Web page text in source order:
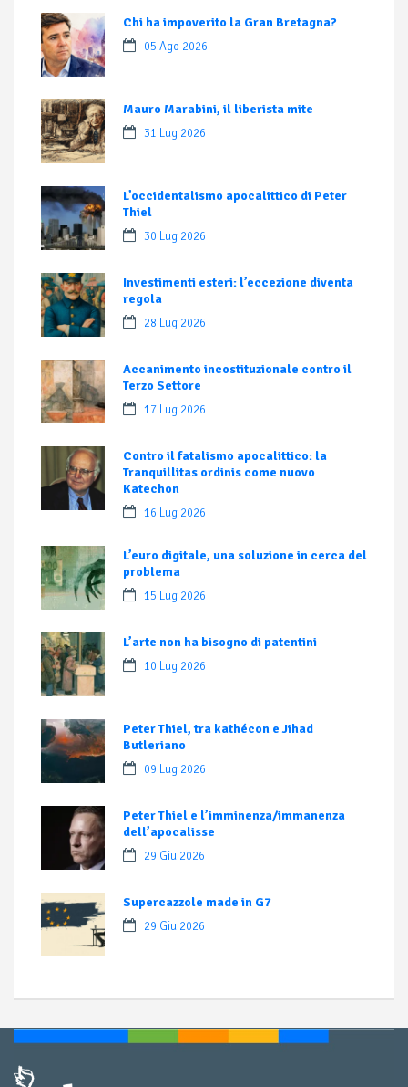
Chi ha impoverito la Gran Bretagna?
05 Ago 2026
Mauro Marabini, il liberista mite
31 Lug 2026
L’occidentalismo apocalittico di Peter
Thiel
30 Lug 2026
Investimenti esteri: l’eccezione diventa
regola
28 Lug 2026
Accanimento incostituzionale contro il
Terzo Settore
17 Lug 2026
Contro il fatalismo apocalittico: la
Tranquillitas ordinis come nuovo
Katechon
16 Lug 2026
L’euro digitale, una soluzione in cerca del
problema
15 Lug 2026
L’arte non ha bisogno di patentini
10 Lug 2026
Peter Thiel, tra kathécon e Jihad
Butleriano
09 Lug 2026
Peter Thiel e l’imminenza/immanenza
dell’apocalisse
29 Giu 2026
Supercazzole made in G7
29 Giu 2026